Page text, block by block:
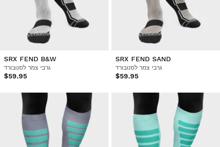
SRX FEND B&W
גרבי צמר לסנובורד
$59.95
SRX FEND SAND
גרבי צמר לסנובורד
$59.95